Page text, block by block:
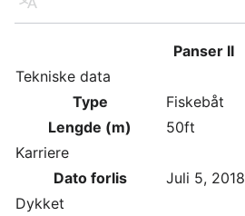
Språk
Panser II
Tekniske data
Type
Fiskebåt
Lengde (m)
50ft
Karriere
Dato forlis
Juli 5, 2018
Dykket